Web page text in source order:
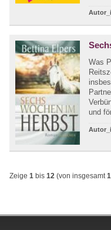
Was
und
Zeige 1 bis 12 (von insgesamt